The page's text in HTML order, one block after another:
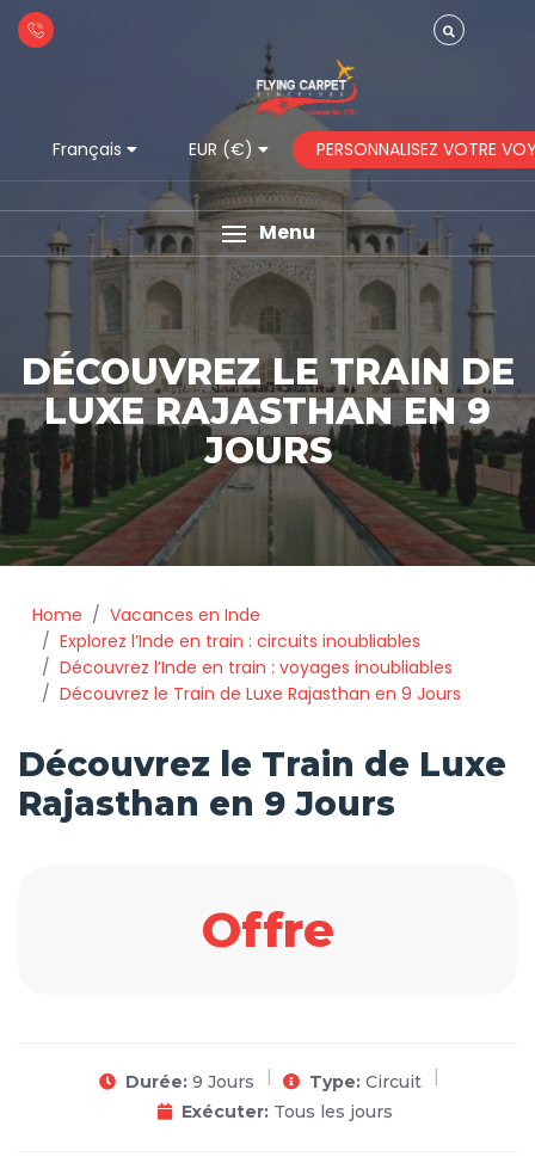
Français EUR (€) PERSONNALISEZ VOTRE
Menu
DÉCOUVREZ LE TRAIN DE
LUXE RAJASTHAN EN 9
JOURS
Home
Vacances en Inde
Explorez l’Inde en train : circuits inoubliables
Découvrez l’Inde en train : voyages inoubliables
Découvrez le Train de Luxe Rajasthan en 9 Jours
Découvrez le Train de Luxe
Rajasthan en 9 Jours
Offre
Durée: 9 Jours Type: Circuit
Exécuter: Tous les jours